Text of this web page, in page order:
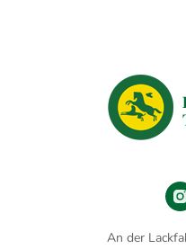
An der